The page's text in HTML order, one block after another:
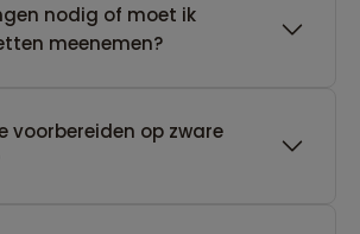
nodig of moet ik
meenemen?
voorbereiden op zware